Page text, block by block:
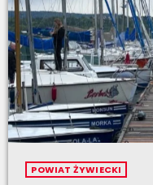
POWIAT ŻYWIECKI